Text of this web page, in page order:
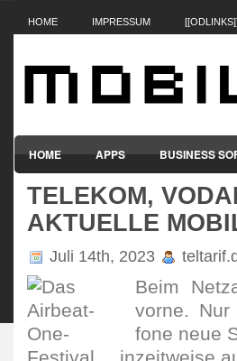
HOME IMPRESSUM
HOME APPS BUSINESS
SMARTPHONES & HANDYS
TELEKOM,
AKTUELLE
Juli 14th, 2023
Beim
vorne.
fone neue